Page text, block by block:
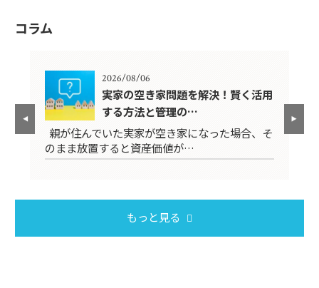
コラム
2026/08/06
実家の空き家問題を解決！賢く活用
する方法と管理の…
親が住んでいた実家が空き家になった場合、そ
のまま放置すると資産価値が…
もっと見る